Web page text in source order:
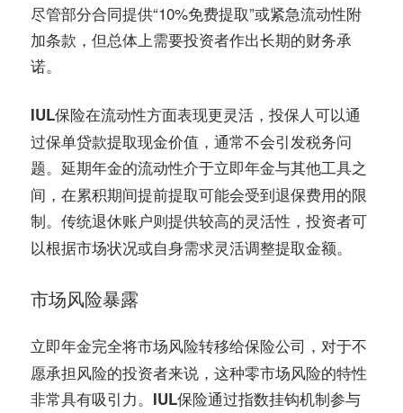
尽管部分合同提供“10%免费提取”或紧急流动性附
加条款，但总体上需要投资者作出长期的财务承
诺。
IUL保险在流动性方面表现更灵活，投保人可以通
过保单贷款提取现金价值，通常不会引发税务问
题。 延期年金的流动性介于立即年金与其他工具之
间，在累积期间提前提取可能会受到退保费用的限
制。 传统退休账户则提供较高的灵活性，投资者可
以根据市场状况或自身需求灵活调整提取金额。
市场风险暴露
立即年金完全将市场风险转移给保险公司，对于不
愿承担风险的投资者来说，这种零市场风险的特性
非常具有吸引力。 IUL保险通过指数挂钩机制参与